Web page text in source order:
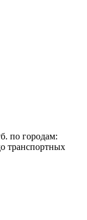
по городам:
транспортных